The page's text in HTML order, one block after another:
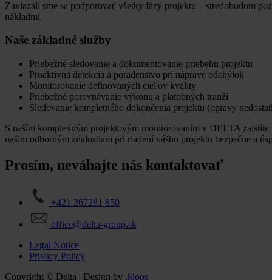
Zaviazali sme sa podporovať všetky fázy projektu – stredobodom
nákladmi.
Naše základné služby
Priebežné sledovanie a dokumentovanie priebehu projektu
Proaktívna detekcia a poradenstvo pri náprave odchýlok
Monitorovanie definovaných cieľov kvality
Priebežné porovnávanie výkonu a platobných tranží
Sledovanie kompletného dokončenia projektu (opravy
S naším komplexným projektovým monitorovaním v DELTA
našim odborným znalostiam pri riadení vášho projektu bezpečne a
Prosím, neváhajte nás kontaktovať
+421 267281 850
office@delta-group.sk
Legal Notice
Privacy Policy
Copyright © Delta | Design by .kloos